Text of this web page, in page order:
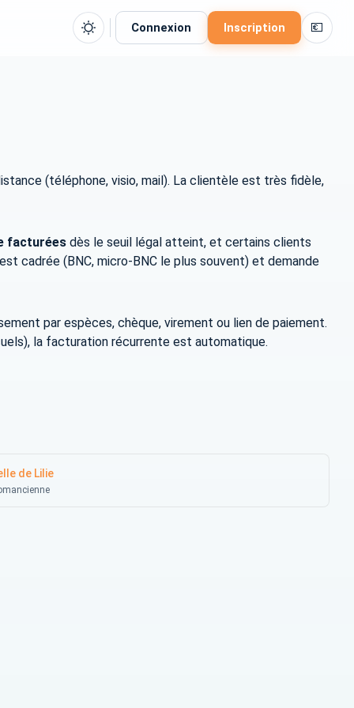
Connexion Inscription 💶
(téléphone, visio, mail). La clientèle est très fidèle,
facturées dès le seuil légal atteint, et certains clients
cadrée (BNC, micro-BNC le plus souvent) et demande
par espèces, chèque, virement ou lien de paiement.
la facturation récurrente est automatique.
de Lilie